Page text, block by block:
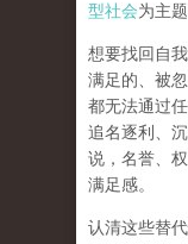
型社会为主
想要找回自
满足的、被
都无法通过
追名逐利、
说，名誉、
满足感。
认清这些替